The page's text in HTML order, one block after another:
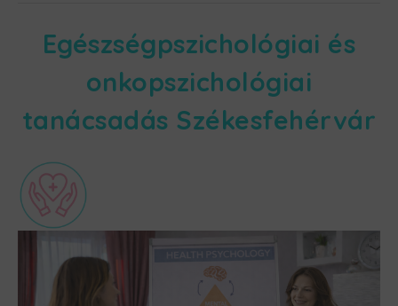
Egészségpszichológiai és
onkopszichológiai
tanácsadás Székesfehérvár